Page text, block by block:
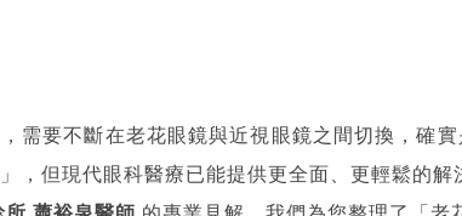
需要不斷在老花眼鏡與近視眼鏡之間切換，確
，但現代眼科醫療已能提供更全面、更輕鬆的解